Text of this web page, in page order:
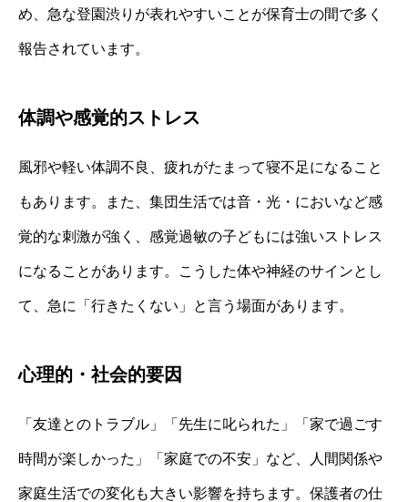
め、急な登園渋りが表れやすいことが保育士の間で多く
報告されています。
体調や感覚的ストレス
風邪や軽い体調不良、疲れがたまって寝不足になること
もあります。また、集団生活では音・光・においなど感
覚的な刺激が強く、感覚過敏の子どもには強いストレス
になることがあります。こうした体や神経のサインとし
て、急に「行きたくない」と言う場面があります。
心理的・社会的要因
「友達とのトラブル」「先生に叱られた」「家で過ごす
時間が楽しかった」「家庭での不安」など、人間関係や
家庭生活での変化も大きい影響を持ちます。保護者の仕